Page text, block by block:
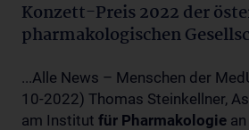
Konzett-Preis 2022 der
pharmakologischen
...Alle News – Menschen der
10-2022) Thomas Steinkellner,
am Institut für Pharmakologie